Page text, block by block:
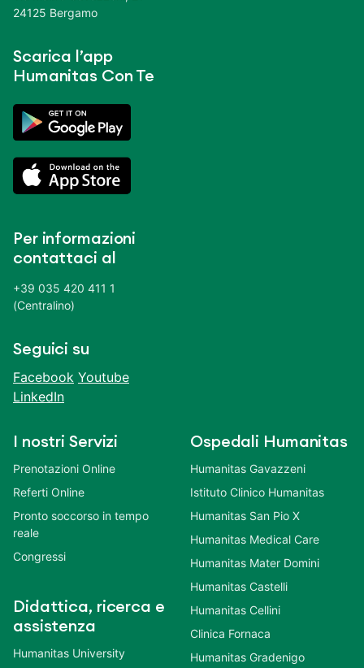
24125 Bergamo
Scarica l’app
Humanitas Con Te
Per informazioni
contattaci al
+39 035 420 411 1
(Centralino)
Seguici su
Facebook Youtube
LinkedIn
I nostri Servizi
Prenotazioni Online
Referti Online
Pronto soccorso in tempo
reale
Congressi
Didattica, ricerca e
assistenza
Humanitas University
Ospedali Humanitas
Humanitas Gavazzeni
Istituto Clinico Humanitas
Humanitas San Pio X
Humanitas Medical Care
Humanitas Mater Domini
Humanitas Castelli
Humanitas Cellini
Clinica Fornaca
Humanitas Gradenigo